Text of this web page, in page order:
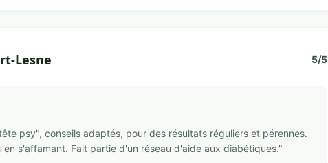
Lesne 5/5
psy", conseils adaptés, pour des résultats réguliers et pérennes.
s'affamant. Fait partie d'un réseau d'aide aux diabétiques."